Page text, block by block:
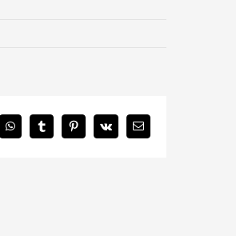
WhatsAppTumblrPinterest
Vk Email